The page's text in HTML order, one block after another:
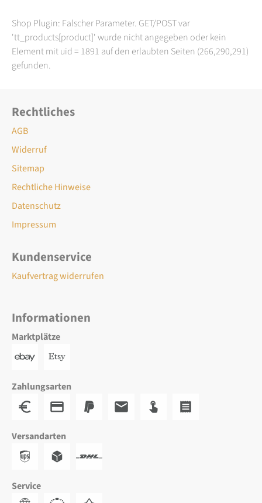
Shop Plugin: Falscher Parameter. GET/POST var
'tt_products[product]' wurde nicht angegeben oder kein
Element mit uid = 1891 auf den erlaubten Seiten (266,290,291)
gefunden.
Rechtliches
AGB
Widerruf
Sitemap
Rechtliche Hinweise
Datenschutz
Impressum
Kundenservice
Kaufvertrag widerrufen
Informationen
Marktplätze
Zahlungsarten
Versandarten
Service